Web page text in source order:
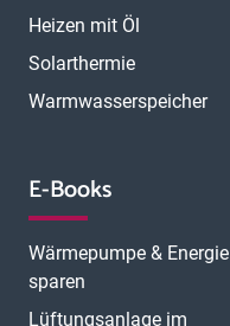
Heizen mit Öl
Solarthermie
Warmwasserspeicher
E-Books
Wärmepumpe & Energie
sparen
Lüftungsanlage im